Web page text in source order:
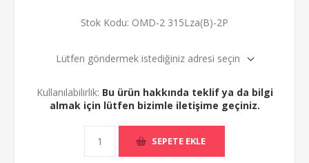
Stok Kodu: OMD-2 315Lza(B)-2P
Lütfen göndermek istediğiniz adresi seçin
Kullanılabilirlik: Bu ürün hakkında teklif ya da bilgi
almak için lütfen bizimle iletişime geçiniz.